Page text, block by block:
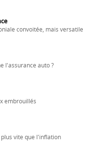
convoitée, mais versatile
l'assurance auto ?
embrouillés
vite que l'inflation